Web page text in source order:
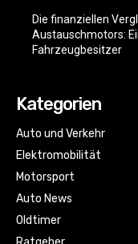
Die finanziellen
Austauschmotors:
Fahrzeugbesitzer
Kategorien
Auto und Verkehr
Elektromobilität
Motorsport
Auto News
Oldtimer